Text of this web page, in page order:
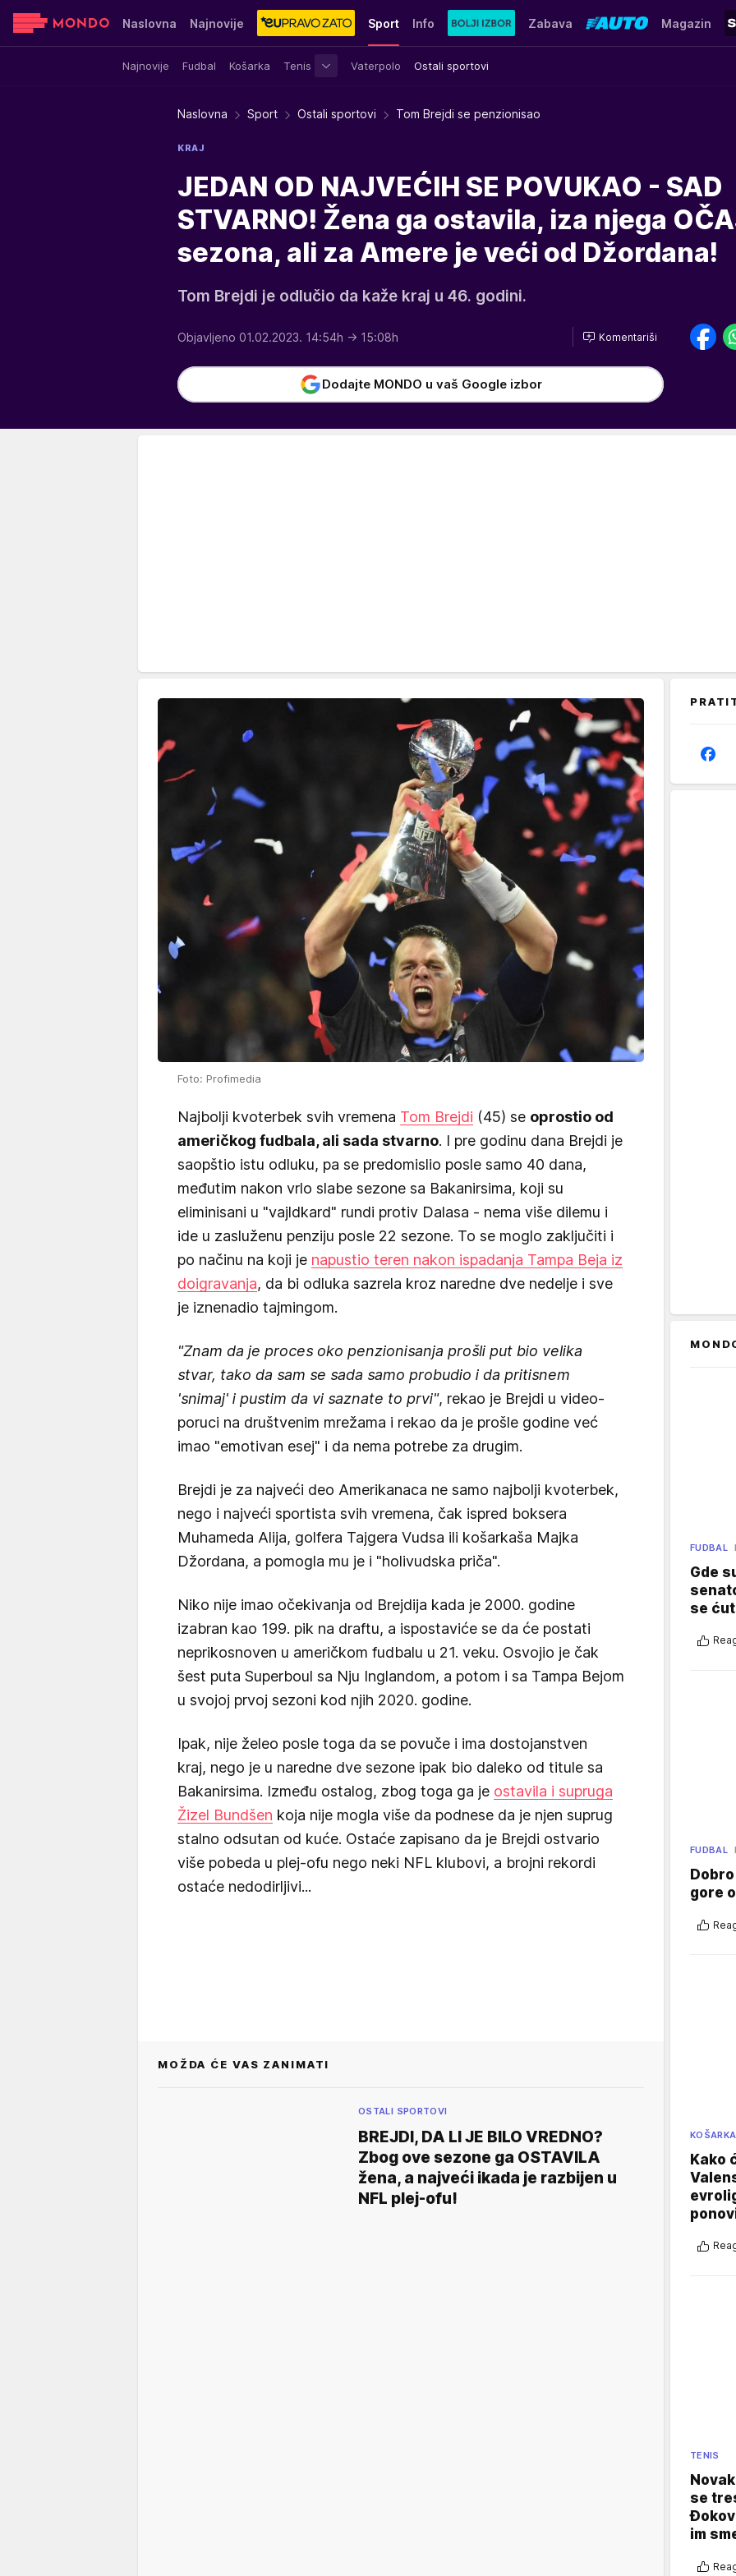
Naslovna Najnovije Sport
Najnovije Fudbal Košarka Tenis Vaterpolo Ostali sportovi
Info Zabava Magazin
Sensa Stvar ukusa Yumama
Naslovna Sport Ostali sportovi Tom Brejdi se penzionisao
KRAJ
JEDAN OD NAJVEĆIH SE POVUKAO - SAD
STVARNO! Žena ga ostavila, iza njega
sezona, ali za Amere je veći od Džordana!
Tom Brejdi je odlučio da kaže kraj u 46. godini.
Objavljeno 01.02.2023. 14:54h → 15:08h Komentariši
Dodajte MONDO u vaš Google izbor
Foto: Profimedia
Najbolji kvoterbek svih vremena Tom Brejdi (45) se oprostio od
američkog fudbala, ali sada stvarno. I pre godinu dana Brejdi je
saopštio istu odluku, pa se predomislio posle samo 40 dana,
međutim nakon vrlo slabe sezone sa Bakanirsima, koji su
eliminisani u "vajldkard" rundi protiv Dalasa - nema više dilemu i
ide u zasluženu penziju posle 22 sezone. To se moglo zaključiti i
po načinu na koji je napustio teren nakon ispadanja Tampa Beja iz
doigravanja, da bi odluka sazrela kroz naredne dve nedelje i sve
je iznenadio tajmingom.
"Znam da je proces oko penzionisanja prošli put bio velika
stvar, tako da sam se sada samo probudio i da pritisnem
'snimaj' i pustim da vi saznate to prvi", rekao je Brejdi u video-
poruci na društvenim mrežama i rekao da je prošle godine već
imao "emotivan esej" i da nema potrebe za drugim.
Brejdi je za najveći deo Amerikanaca ne samo najbolji kvoterbek,
nego i najveći sportista svih vremena, čak ispred boksera
Muhameda Alija, golfera Tajgera Vudsa ili košarkaša Majka
Džordana, a pomogla mu je i "holivudska priča".
Niko nije imao očekivanja od Brejdija kada je 2000. godine
izabran kao 199. pik na draftu, a ispostaviće se da će postati
neprikosnoven u američkom fudbalu u 21. veku. Osvojio je čak
šest puta Superboul sa Nju Inglandom, a potom i sa Tampa Bejom
u svojoj prvoj sezoni kod njih 2020. godine.
Ipak, nije želeo posle toga da se povuče i ima dostojanstven
kraj, nego je u naredne dve sezone ipak bio daleko od titule sa
Bakanirsima. Između ostalog, zbog toga ga je ostavila i supruga
Žizel Bundšen koja nije mogla više da podnese da je njen suprug
stalno odsutan od kuće. Ostaće zapisano da je Brejdi ostvario
više pobeda u plej-ofu nego neki NFL klubovi, a brojni rekordi
ostaće nedodirljivi...
MOŽDA ĆE VAS ZANIMATI
OSTALI SPORTOVI
BREJDI, DA LI JE BILO VREDNO?
Zbog ove sezone ga OSTAVILA
žena, a najveći ikada je razbijen u
NFL plej-ofu!
FUDBAL
Gde
se
FUDBAL
gore
KOŠARKA
Kako
TENIS
se
im